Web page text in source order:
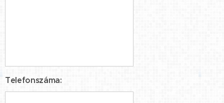
Telefonszáma: